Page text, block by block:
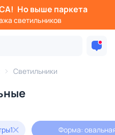
Но выше паркета
светильников
Светильники
1 Форма: